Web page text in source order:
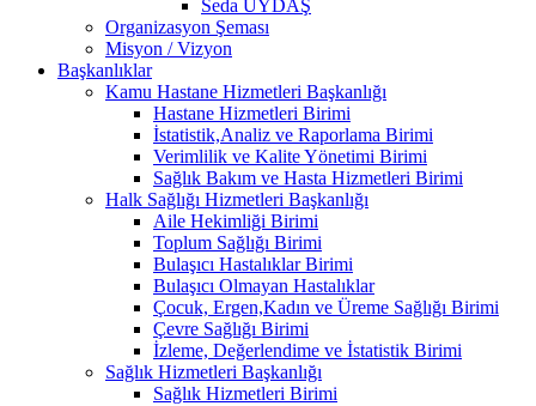
Seda UYDAŞ
Organizasyon Şeması
Misyon / Vizyon
Başkanlıklar
Kamu Hastane Hizmetleri Başkanlığı
Hastane Hizmetleri Birimi
İstatistik,Analiz ve Raporlama Birimi
Verimlilik ve Kalite Yönetimi Birimi
Sağlık Bakım ve Hasta Hizmetleri Birimi
Halk Sağlığı Hizmetleri Başkanlığı
Aile Hekimliği Birimi
Toplum Sağlığı Birimi
Bulaşıcı Hastalıklar Birimi
Bulaşıcı Olmayan Hastalıklar
Çocuk, Ergen,Kadın ve Üreme Sağlığı Birimi
Çevre Sağlığı Birimi
İzleme, Değerlendime ve İstatistik Birimi
Sağlık Hizmetleri Başkanlığı
Sağlık Hizmetleri Birimi